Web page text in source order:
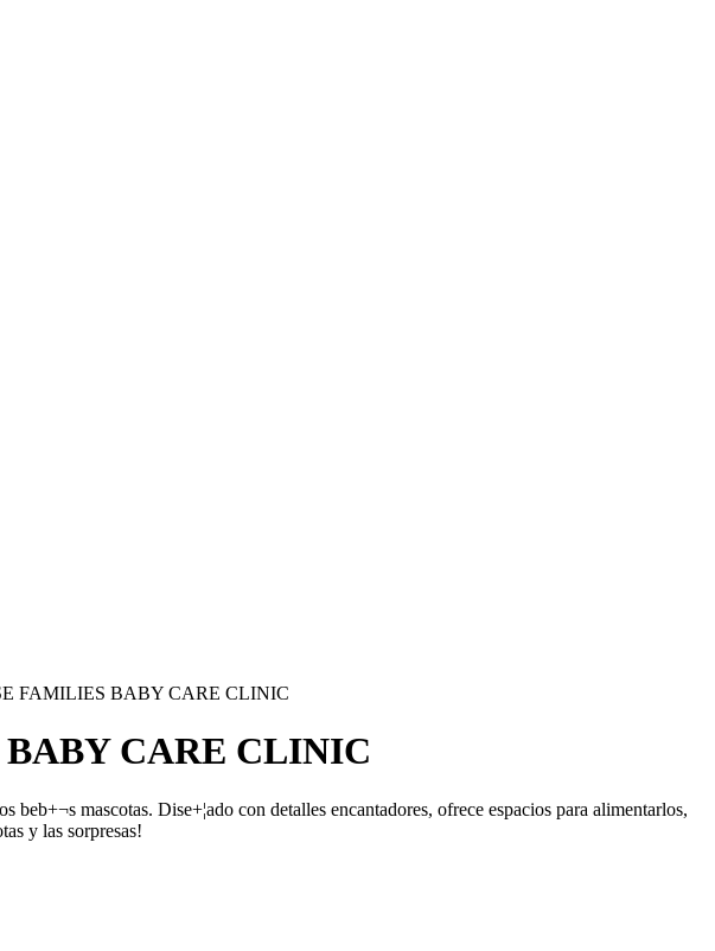
FAMILIES BABY CARE CLINIC
CARE CLINIC
mascotas. Dise+¦ado con detalles encantadores, ofrece espacios para alimentarlos,
y las sorpresas!